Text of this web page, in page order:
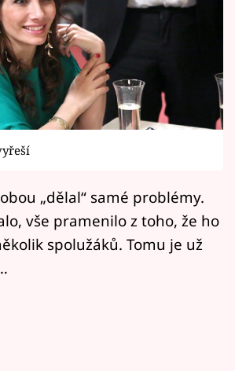
Karlovy Vary
„dělal“ samé problémy.
vše pramenilo z toho, že ho
spolužáků. Tomu je už